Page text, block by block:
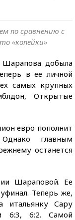
по сравнению с
«копейки»
добыла
в ее личной
самых крупных
Открытые
евро пополнит
главным
останется
Шараповой. Ее
Теперь же,
итальянку Сару
6:3, 6:2. Самой